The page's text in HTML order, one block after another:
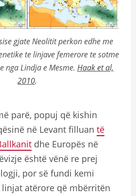
gjate Neolitit perkon edhe me
te linjave femerore te sotme
nga Lindja e Mesme. Haak et al,
2010.
parë, popuj që kishin
në Levant filluan të
dhe Europës në
është vënë re prej
por së fundi kemi
atërore që mbërritën